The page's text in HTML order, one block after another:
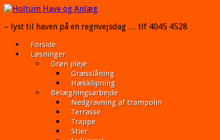
– lyst til haven på en regnvejsdag … tlf 4045 4528
Forside
Løsninger
Grøn pleje
Græsslåning
Hækklipning
Belægningsarbejde
Nedgravning af trampolin
Terrasse
Trappe
Stier